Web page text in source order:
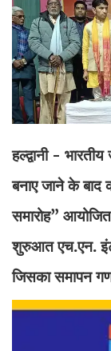
हल्द्वानी -
बनाए जाने के बाद
समारोह”
शुरुआत एच.एन.
जिसका समापन